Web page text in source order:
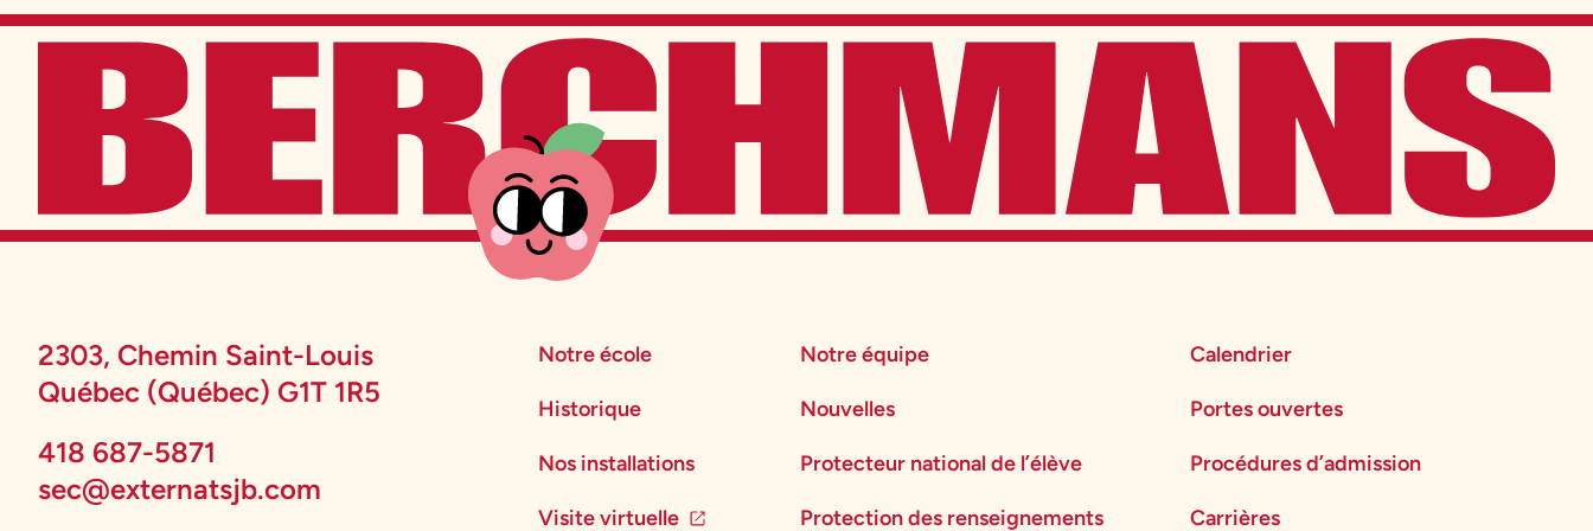
2303, Chemin Saint-Louis
Québec (Québec) G1T 1R5
418 687-5871
sec@externatsjb.com
Notre école
Historique
Nos installations
Visite virtuelle
Notre équipe
Nouvelles
Protecteur national de l’élève
Protection des renseignements
Calendrier
Portes ouvertes
Procédures d’admission
Carrières